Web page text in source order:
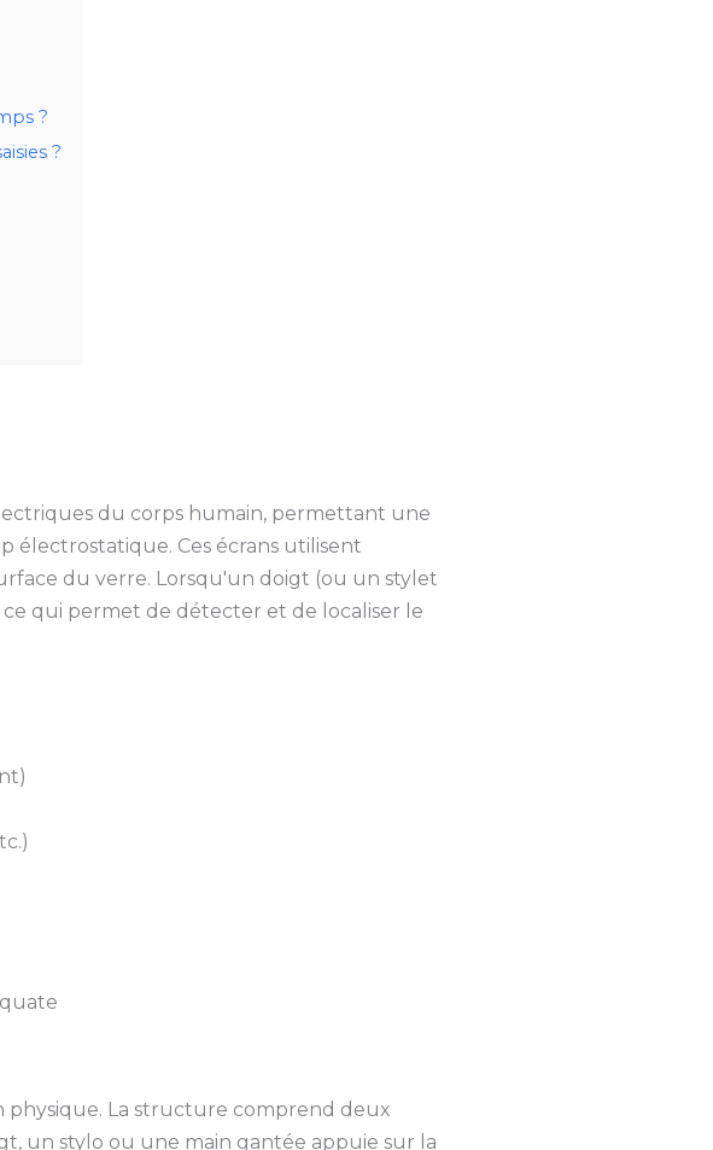
?
?
du corps humain, permettant une
électrostatique. Ces écrans utilisent
du verre. Lorsqu'un doigt (ou un stylet
qui permet de détecter et de localiser le
physique. La structure comprend deux
un stylo ou une main gantée appuie sur la